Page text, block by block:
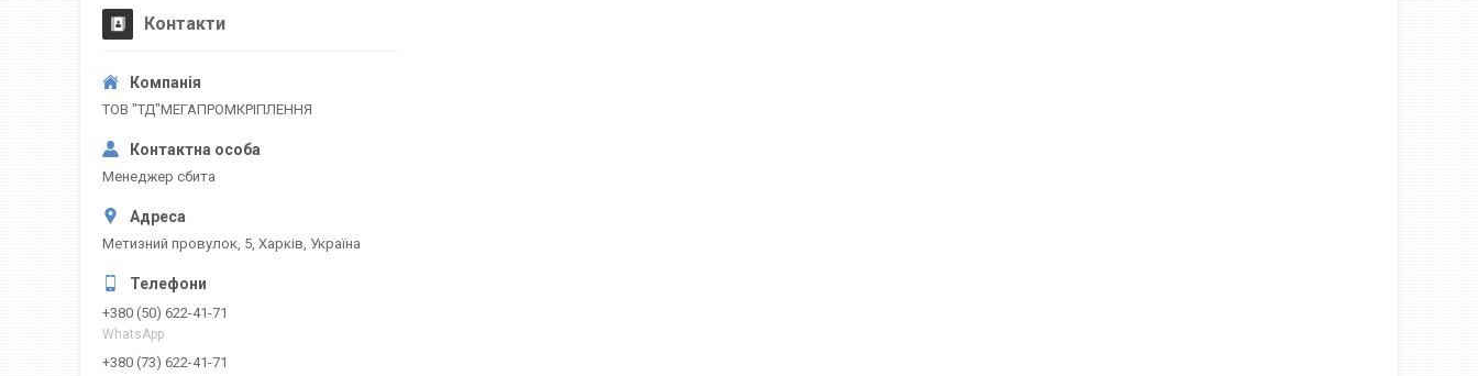
Контакти
ТОВ "ТД"МЕГАПРОМКРІПЛЕННЯ
Менеджер сбита
Метизний провулок, 5, Харків, Україна
+380 (50) 622-41-71
WhatsApp
+380 (73) 622-41-71